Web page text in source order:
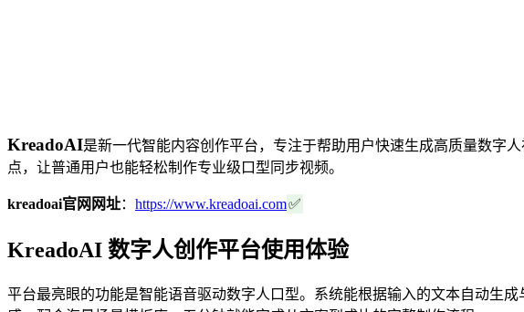
KreadoAI是新一代智能内容创作平台，专注于帮助用户快速生成高质量数字
点，让普通用户也能轻松制作专业级口型同步视频。
kreadoai官网网址： https://www.kreadoai.com✅
KreadoAI 数字人创作平台使用体验
平台最亮眼的功能是智能语音驱动数字人口型。系统能根据输入的文本自动生